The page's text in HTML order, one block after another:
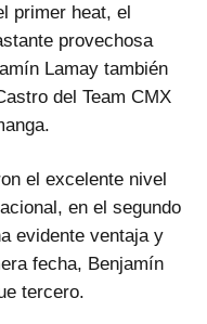
primer heat, el
provechosa
Lamay también
del Team CMX
el excelente nivel
en el segundo
evidente ventaja y
fecha, Benjamín
tercero.